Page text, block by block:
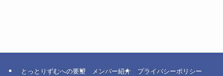
とっとりずむへの要望 メンバー紹介 プライバシーポリシー